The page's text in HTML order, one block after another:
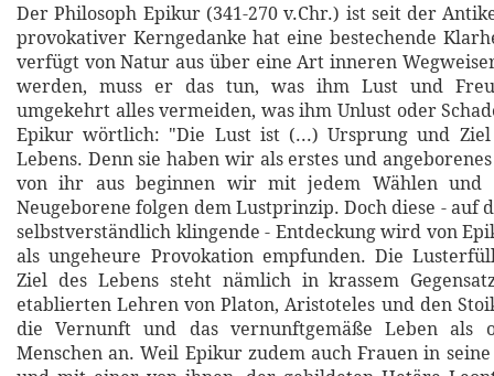
Der Philosoph Epikur (341-270 v.Chr.) ist seit der
provokativer Kerngedanke hat eine bestechende
verfügt von Natur aus über eine Art inneren
werden, muss er das tun, was ihm Lust und
umgekehrt alles vermeiden, was ihm Unlust oder
Epikur wörtlich: "Die Lust ist (...) Ursprung und Ziel
Lebens. Denn sie haben wir als erstes und
von ihr aus beginnen wir mit jedem Wählen und
Neugeborene folgen dem Lustprinzip. Doch diese - auf
selbstverständlich klingende - Entdeckung wird von
als ungeheure Provokation empfunden. Die
Ziel des Lebens steht nämlich in krassem
etablierten Lehren von Platon, Aristoteles und den
die Vernunft und das vernunftgemäße Leben als
Menschen an. Weil Epikur zudem auch Frauen in